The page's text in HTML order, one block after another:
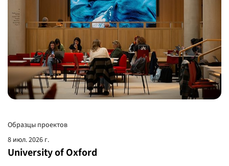
Образцы проектов
8 июл. 2026 г.
University of Oxford